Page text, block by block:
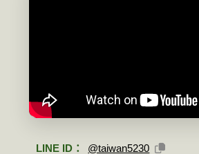
LINE ID： @taiwan5230